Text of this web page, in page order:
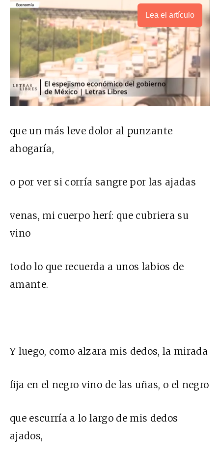
Lea el artículo
que un más leve dolor al punzante
ahogaría,
o por ver si corría sangre por las ajadas
venas, mi cuerpo herí: que cubriera su
vino
todo lo que recuerda a unos labios de
amante.
Y luego, como alzara mis dedos, la mirada
fija en el negro vino de las uñas, o el negro
que escurría a lo largo de mis dedos
ajados,